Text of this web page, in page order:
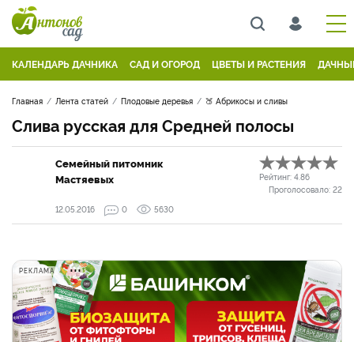
КАЛЕНДАРЬ ДАЧНИКА САД И ОГОРОД ЦВЕТЫ И РАСТЕНИЯ
Главная Лента статей Плодовые деревья 🍑 Абрикосы и сливы
Слива русская для Средней полосы
Семейный питомник
Мастяевых
Рейтинг: 4.86
Проголосовало: 22
12.05.2016
0 5630
РЕКЛАМА